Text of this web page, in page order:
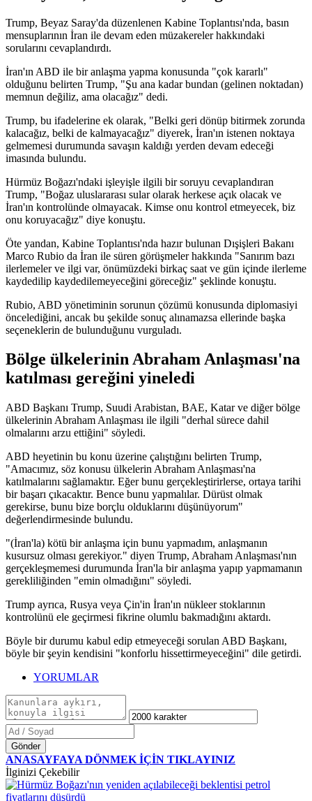
Trump, Beyaz Saray'da düzenlenen Kabine Toplantısı'nda, basın
mensuplarının İran ile devam eden müzakereler hakkındaki
sorularını cevaplandırdı.
İran'ın ABD ile bir anlaşma yapma konusunda "çok kararlı"
olduğunu belirten Trump, "Şu ana kadar bundan (gelinen noktadan)
memnun değiliz, ama olacağız" dedi.
Trump, bu ifadelerine ek olarak, "Belki geri dönüp bitirmek zorunda
kalacağız, belki de kalmayacağız" diyerek, İran'ın istenen noktaya
gelmemesi durumunda savaşın kaldığı yerden devam edeceği
imasında bulundu.
Hürmüz Boğazı'ndaki işleyişle ilgili bir soruyu cevaplandıran
Trump, "Boğaz uluslararası sular olarak herkese açık olacak ve
İran'ın kontrolünde olmayacak. Kimse onu kontrol etmeyecek, biz
onu koruyacağız" diye konuştu.
Öte yandan, Kabine Toplantısı'nda hazır bulunan Dışişleri Bakanı
Marco Rubio da İran ile süren görüşmeler hakkında "Sanırım bazı
ilerlemeler ve ilgi var, önümüzdeki birkaç saat ve gün içinde ilerleme
kaydedilip kaydedilemeyeceğini göreceğiz" şeklinde konuştu.
Rubio, ABD yönetiminin sorunun çözümü konusunda diplomasiyi
öncelediğini, ancak bu şekilde sonuç alınamazsa ellerinde başka
seçeneklerin de bulunduğunu vurguladı.
Bölge ülkelerinin Abraham Anlaşması'na
katılması gereğini yineledi
ABD Başkanı Trump, Suudi Arabistan, BAE, Katar ve diğer bölge
ülkelerinin Abraham Anlaşması ile ilgili "derhal sürece dahil
olmalarını arzu ettiğini" söyledi.
ABD heyetinin bu konu üzerine çalıştığını belirten Trump,
"Amacımız, söz konusu ülkelerin Abraham Anlaşması'na
katılmalarını sağlamaktır. Eğer bunu gerçekleştirirlerse, ortaya tarihi
bir başarı çıkacaktır. Bence bunu yapmalılar. Dürüst olmak
gerekirse, bunu bize borçlu olduklarını düşünüyorum"
değerlendirmesinde bulundu.
"(İran'la) kötü bir anlaşma için bunu yapmadım, anlaşmanın
kusursuz olması gerekiyor." diyen Trump, Abraham Anlaşması'nın
gerçekleşmemesi durumunda İran'la bir anlaşma yapıp yapmamanın
gerekliliğinden "emin olmadığını" söyledi.
Trump ayrıca, Rusya veya Çin'in İran'ın nükleer stoklarının
kontrolünü ele geçirmesi fikrine olumlu bakmadığını aktardı.
Böyle bir durumu kabul edip etmeyeceği sorulan ABD Başkanı,
böyle bir şeyin kendisini "konforlu hissettirmeyeceğini" dile getirdi.
YORUMLAR
Gönder
ANASAYFAYA DÖNMEK İÇİN TIKLAYINIZ
İlginizi Çekebilir